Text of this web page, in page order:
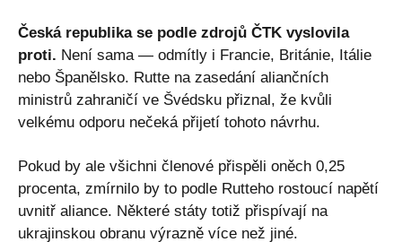
Česká republika se podle zdrojů ČTK vyslovila
proti. Není sama — odmítly i Francie, Británie, Itálie
nebo Španělsko. Rutte na zasedání aliančních
ministrů zahraničí ve Švédsku přiznal, že kvůli
velkému odporu nečeká přijetí tohoto návrhu.
Pokud by ale všichni členové přispěli oněch 0,25
procenta, zmírnilo by to podle Rutteho rostoucí napětí
uvnitř aliance. Některé státy totiž přispívají na
ukrajinskou obranu výrazně více než jiné.